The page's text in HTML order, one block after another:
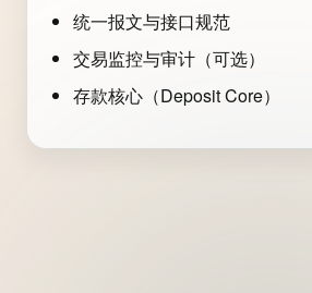
统一报文与接口规范
交易监控与审计（可选）
存款核心（Deposit Core）